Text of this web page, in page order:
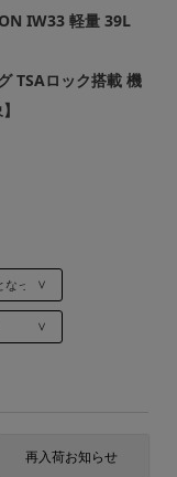
IW33 軽量 39L
TSAロック搭載 機
再入荷お知らせ